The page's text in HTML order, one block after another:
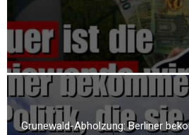
Grunewald-Abholzung: Berliner